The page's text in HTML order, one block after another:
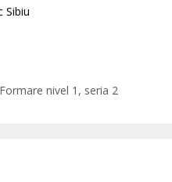
Sibiu
nivel 1, seria 2